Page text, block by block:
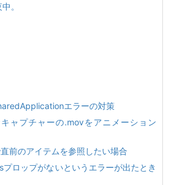
。
エラーの対策
ャプチャーの.movをアニメーション
前のアイテムを参照したい場合
ロップがないというエラーが出たとき